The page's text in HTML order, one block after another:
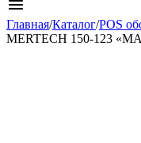
Главная/Каталог/POS
MERTECH 150-123